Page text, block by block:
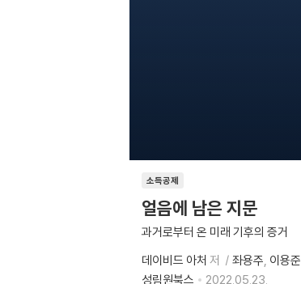
소득공제
얼음에 남은 지문
과거로부터 온 미래 기후의 증거
데이비드 아처 저 좌용주 이용준
성림원북스
2022.05.23.